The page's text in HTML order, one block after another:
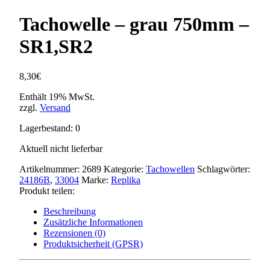
Tachowelle – grau 750mm –
SR1,SR2
8,30€
Enthält 19% MwSt.
zzgl. Versand
Lagerbestand: 0
Aktuell nicht lieferbar
Artikelnummer: 2689 Kategorie: Tachowellen Schlagwörter:
24186B, 33004 Marke: Replika
Produkt teilen:
Beschreibung
Zusätzliche Informationen
Rezensionen (0)
Produktsicherheit (GPSR)